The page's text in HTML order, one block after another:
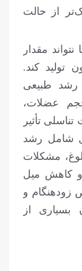
از حالت
مقدار
تولید کند.
طبیعی
عضلات،
تأثیر
شامل رشد
مشکلات
و کاهش میل
و
بسیاری از